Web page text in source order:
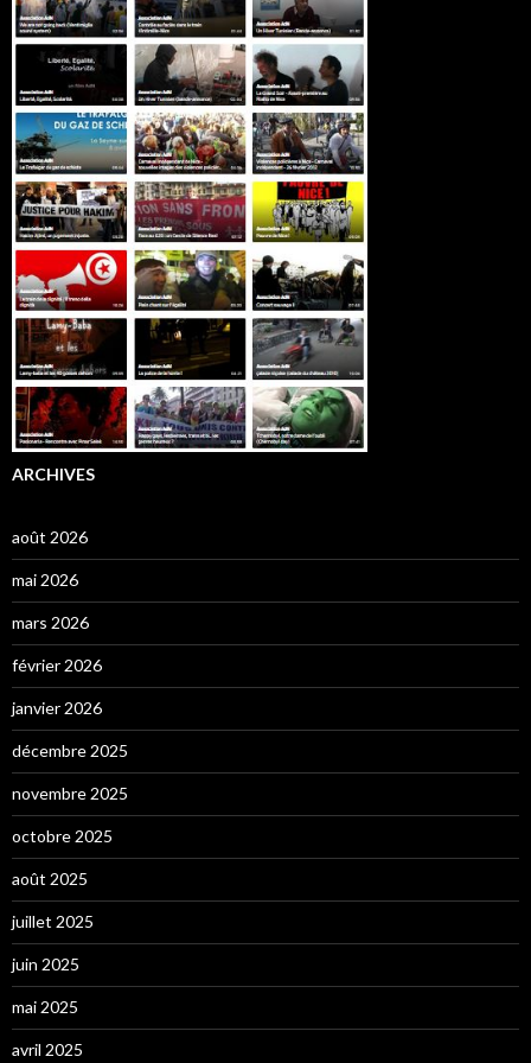
ARCHIVES
août 2026
mai 2026
mars 2026
février 2026
janvier 2026
décembre 2025
novembre 2025
octobre 2025
août 2025
juillet 2025
juin 2025
mai 2025
avril 2025